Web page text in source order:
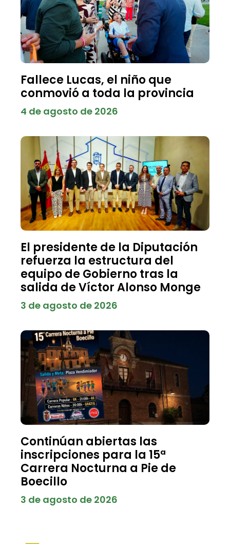
Fallece Lucas, el niño que
conmovió a toda la provincia
4 de agosto de 2026
El presidente de la Diputación
refuerza la estructura del
equipo de Gobierno tras la
salida de Víctor Alonso Monge
3 de agosto de 2026
Continúan abiertas las
inscripciones para la 15ª
Carrera Nocturna a Pie de
Boecillo
3 de agosto de 2026